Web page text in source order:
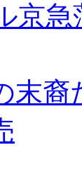
京急
末裔